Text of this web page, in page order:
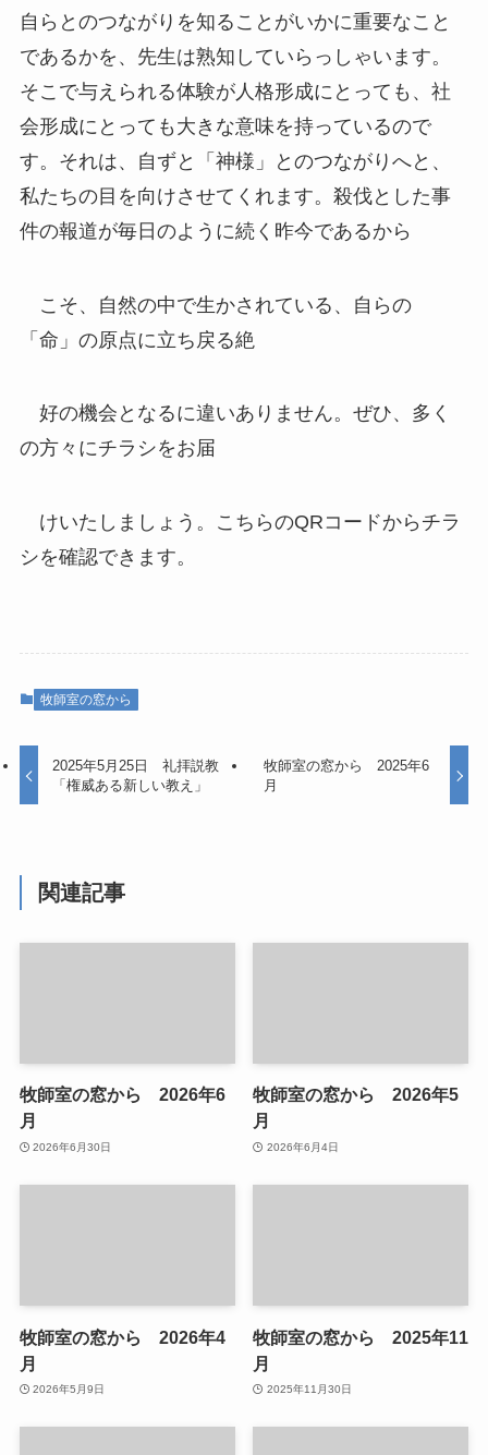
自らとのつながりを知ることがいかに重要なこと
であるかを、先生は熟知していらっしゃいます。
そこで与えられる体験が人格形成にとっても、社
会形成にとっても大きな意味を持っているので
す。それは、自ずと「神様」とのつながりへと、
私たちの目を向けさせてくれます。殺伐とした事
件の報道が毎日のように続く昨今であるから
こそ、自然の中で生かされている、自らの
「命」の原点に立ち戻る絶
好の機会となるに違いありません。ぜひ、多く
の方々にチラシをお届
けいたしましょう。こちらのQRコードからチラ
シを確認できます。
牧師室の窓から
2025年5月25日 礼拝説教
「権威ある新しい教え」
牧師室の窓から 2025年6
月
関連記事
牧師室の窓から 2026年6
月
2026年6月30日
牧師室の窓から 2026年5
月
2026年6月4日
牧師室の窓から 2026年4
月
2026年5月9日
牧師室の窓から 2025年11
月
2025年11月30日